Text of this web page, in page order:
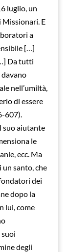
luglio, un
Missionari. E
a
[…]
Da tutti
davano
nell’umiltà,
di essere
607).
suo aiutante
le
ecc. Ma
un santo, che
dei
dopo la
lui, come
degli